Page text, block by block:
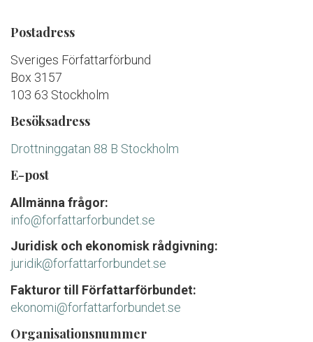
Postadress
Sveriges Författarförbund
Box 3157
103 63 Stockholm
Besöksadress
Drottninggatan 88 B Stockholm
E-post
Allmänna frågor:
info@forfattarforbundet.se
Juridisk och ekonomisk rådgivning:
juridik@forfattarforbundet.se
Fakturor till Författarförbundet:
ekonomi@forfattarforbundet.se
Organisationsnummer